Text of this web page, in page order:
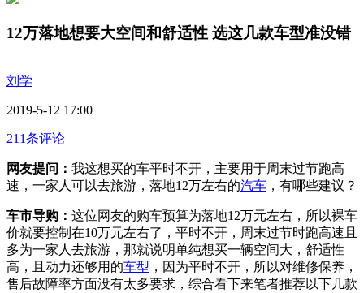
12万落地想要大空间和舒适性 选这几款车型准没错
刘学
2019-5-12 17:00
211条评论
网友提问： 我这想买的车平时不开，主要用于周末过节跑高
速，一家人可以去旅游，落地12万左右的汽车 ，有哪些建议？
车市导购： 这位网友的购车预算为落地12万元左右，所以裸车
价就要控制在10万元左右了，平时不开，周末过节时跑高速且
多为一家人去旅游，那就说明单纯想买一辆空间大，舒适性
高，且动力还够用的车型 ，因为平时不开，所以对维修保养，
售后故障率方面没有太多要求，综合看下来笔者推荐以下几款